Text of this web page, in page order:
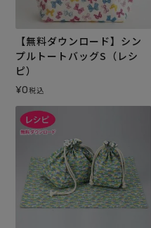
【無料ダウンロード】シン
プルトートバッグS（レシ
ピ）
¥0税込